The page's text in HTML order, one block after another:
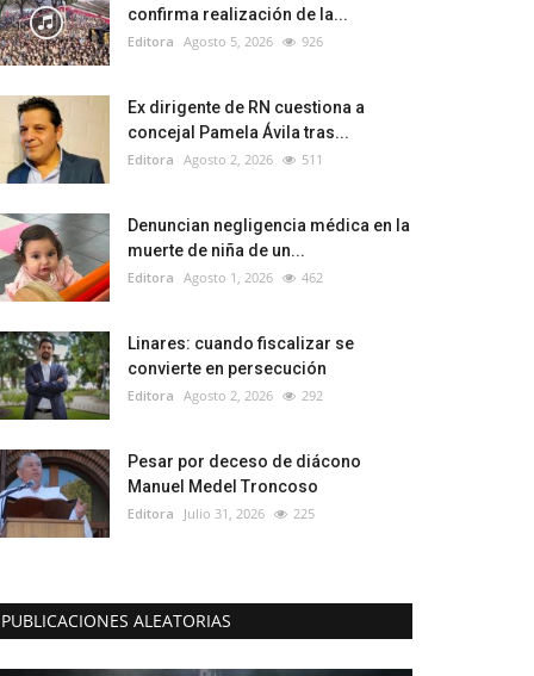
confirma realización de la...
Editora Agosto 5, 2026 926
Ex dirigente de RN cuestiona a
concejal Pamela Ávila tras...
Editora Agosto 2, 2026 511
Denuncian negligencia médica en la
muerte de niña de un...
Editora Agosto 1, 2026 462
Linares: cuando fiscalizar se
convierte en persecución
Editora Agosto 2, 2026 292
Pesar por deceso de diácono
Manuel Medel Troncoso
Editora Julio 31, 2026 225
PUBLICACIONES ALEATORIAS